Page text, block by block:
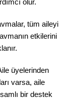
olur.
tüm aileyi
etkilerini
üyelerinden
varsa, aile
bir destek